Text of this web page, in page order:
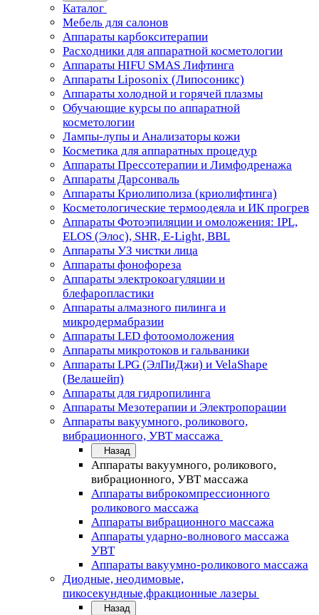
Каталог
Мебель для салонов
Аппараты карбокситерапии
Расходники для аппаратной косметологии
Аппараты HIFU SMAS Лифтинга
Аппараты Liposonix (Липосоникс)
Аппараты холодной и горячей плазмы
Обучающие курсы по аппаратной
косметологии
Лампы-лупы и Анализаторы кожи
Косметика для аппаратных процедур
Аппараты Прессотерапии и Лимфодренажа
Аппараты Дарсонваль
Аппараты Криолиполиза (криолифтинга)
Косметологические термоодеяла и ИК прогрев
Аппараты Фотоэпиляции и омоложения: IPL,
ELOS (Элос), SHR, E-Light, BBL
Аппараты УЗ чистки лица
Аппараты фонофореза
Аппараты электрокоагуляции и
блефаропластики
Аппараты алмазного пилинга и
микродермабразии
Аппараты LED фотоомоложения
Аппараты микротоков и гальваники
Аппараты LPG (ЭлПиДжи) и VelaShape
(Велашейп)
Аппараты для гидропилинга
Аппараты Мезотерапии и Электропорации
Аппараты вакуумного, роликового,
вибрационного, УВТ массажа
Назад
Аппараты вакуумного, роликового,
вибрационного, УВТ массажа
Аппараты виброкомпрессионного
роликового массажа
Аппараты вибрационного массажа
Аппараты ударно-волнового массажа
УВТ
Аппараты вакуумно-роликового массажа
Диодные, неодимовые,
пикосекундные,фракционные лазеры
Назад